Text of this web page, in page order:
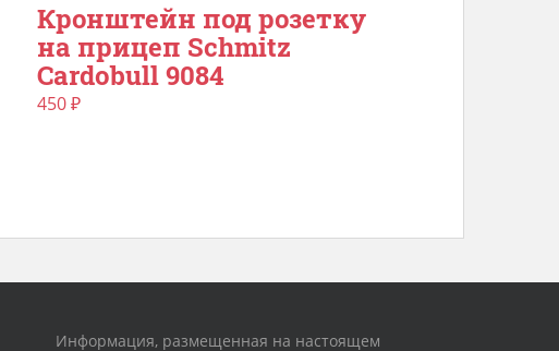
Кронштейн под розетку
на прицеп Schmitz
Cardobull 9084
450₽
Информация, размещенная на настоящем